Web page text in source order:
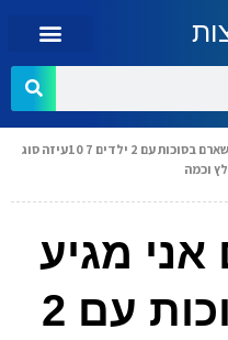
שלום לכולם אני מגיע בשארם בסוכות עם 2 ילדים 7 10עיזה סוג
וכמה
מגיע
בשארם בסוכות עם 2